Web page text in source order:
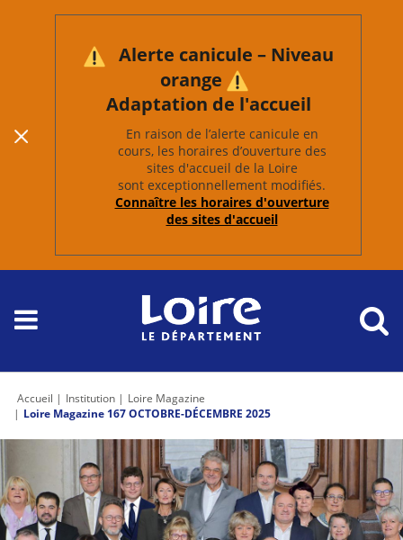
Alerte canicule – Niveau
orange
Adaptation de l'accueil
En raison de l’alerte canicule en
cours, les horaires d’ouverture des
sites d'accueil de la Loire
sont exceptionnellement modifiés.
Connaître les horaires d'ouverture
des sites d'accueil
Accueil Institution
Loire Magazine
Loire Magazine 167 OCTOBRE-DÉCEMBRE 2025